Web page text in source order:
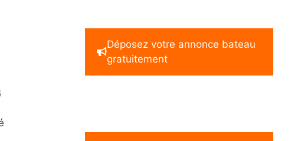
Déposez votre annonce bateau
gratuitement